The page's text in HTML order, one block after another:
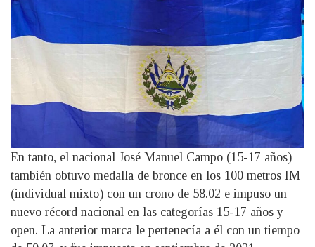
En tanto, el nacional José Manuel Campo (15-17 años)
también obtuvo medalla de bronce en los 100 metros IM
(individual mixto) con un crono de 58.02 e impuso un
nuevo récord nacional en las categorías 15-17 años y
open. La anterior marca le pertenecía a él con un tiempo